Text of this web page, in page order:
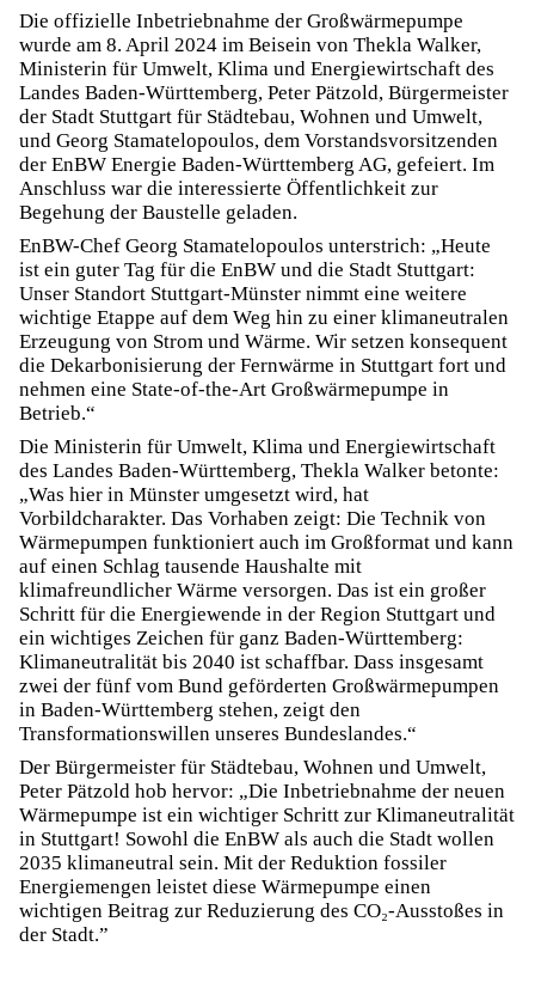
Die offizielle Inbetriebnahme der Großwärmepumpe
wurde am 8. April 2024 im Beisein von Thekla Walker,
Ministerin für Umwelt, Klima und Energiewirtschaft des
Landes Baden-Württemberg, Peter Pätzold, Bürgermeister
der Stadt Stuttgart für Städtebau, Wohnen und Umwelt,
und Georg Stamatelopoulos, dem Vorstandsvorsitzenden
der EnBW Energie Baden-Württemberg AG, gefeiert. Im
Anschluss war die interessierte Öffentlichkeit zur
Begehung der Baustelle geladen.
EnBW-Chef Georg Stamatelopoulos unterstrich: „Heute
ist ein guter Tag für die EnBW und die Stadt Stuttgart:
Unser Standort Stuttgart-Münster nimmt eine weitere
wichtige Etappe auf dem Weg hin zu einer klimaneutralen
Erzeugung von Strom und Wärme. Wir setzen konsequent
die Dekarbonisierung der Fernwärme in Stuttgart fort und
nehmen eine State-of-the-Art Großwärmepumpe in
Betrieb.“
Die Ministerin für Umwelt, Klima und Energiewirtschaft
des Landes Baden-Württemberg, Thekla Walker betonte:
„Was hier in Münster umgesetzt wird, hat
Vorbildcharakter. Das Vorhaben zeigt: Die Technik von
Wärmepumpen funktioniert auch im Großformat und kann
auf einen Schlag tausende Haushalte mit
klimafreundlicher Wärme versorgen. Das ist ein großer
Schritt für die Energiewende in der Region Stuttgart und
ein wichtiges Zeichen für ganz Baden-Württemberg:
Klimaneutralität bis 2040 ist schaffbar. Dass insgesamt
zwei der fünf vom Bund geförderten Großwärmepumpen
in Baden-Württemberg stehen, zeigt den
Transformationswillen unseres Bundeslandes.“
Der Bürgermeister für Städtebau, Wohnen und Umwelt,
Peter Pätzold hob hervor: „Die Inbetriebnahme der neuen
Wärmepumpe ist ein wichtiger Schritt zur Klimaneutralität
in Stuttgart! Sowohl die EnBW als auch die Stadt wollen
2035 klimaneutral sein. Mit der Reduktion fossiler
Energiemengen leistet diese Wärmepumpe einen
wichtigen Beitrag zur Reduzierung des CO₂-Ausstoßes in
der Stadt.”